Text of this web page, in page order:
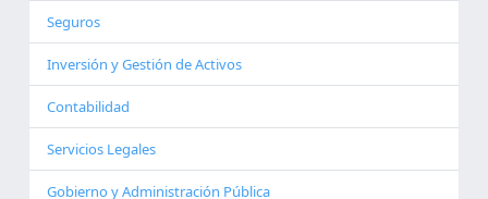
Seguros
Inversión y Gestión de Activos
Contabilidad
Servicios Legales
Gobierno y Administración Pública